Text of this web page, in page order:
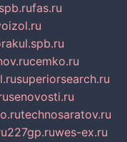
fas.ru
cemko.ru
superiorsearch.ru
senovosti.ru
technosaratov.ru
227gp.ruwes-ex.ru